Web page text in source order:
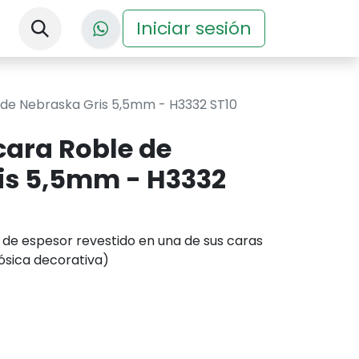
Descargas Eventos
Iniciar sesión
Nebraska Gris 5,5mm - H3332 ST10
Roble de
5,5mm - H3332
espesor revestido en una de sus caras
decorativa)